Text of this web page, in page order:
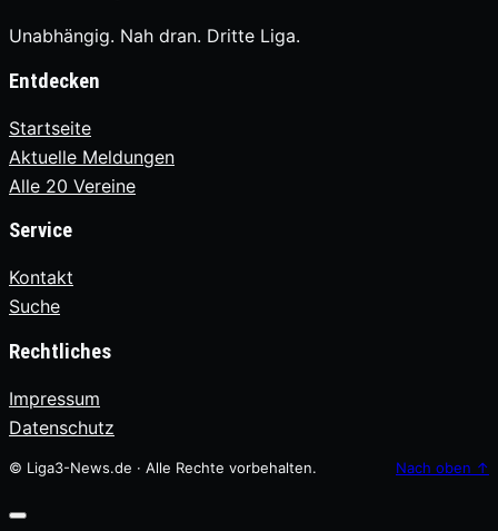
Unabhängig. Nah dran. Dritte Liga.
Entdecken
Startseite
Aktuelle Meldungen
Alle 20 Vereine
Service
Kontakt
Suche
Rechtliches
Impressum
Datenschutz
© Liga3-News.de · Alle Rechte vorbehalten. Nach oben ↑